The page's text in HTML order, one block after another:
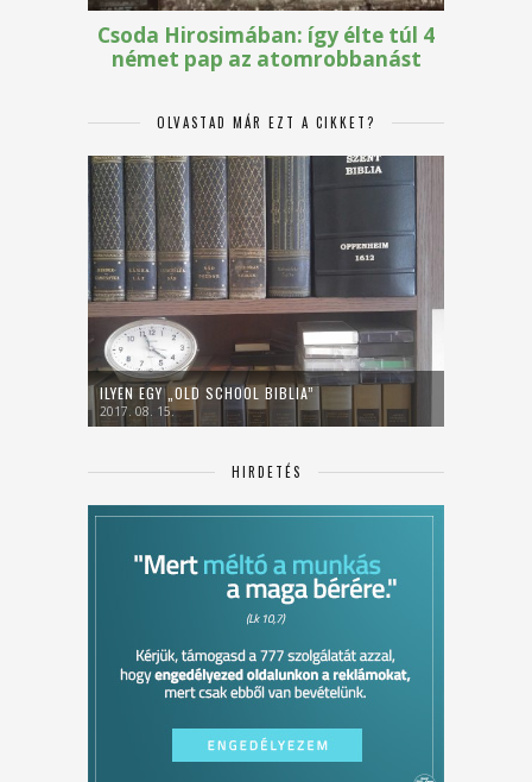
OLVASTAD MÁR EZT A CIKKET?
ILYEN EGY „OLD SCHOOL BIBLIA”
2017. 08. 15.
HIRDETÉS